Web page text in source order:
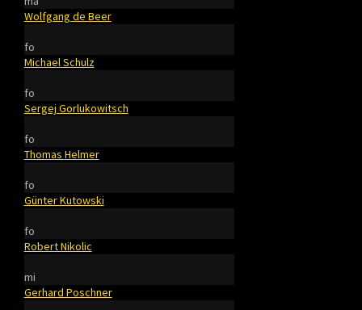
Wolfgang de Beer
fo
Michael Schulz
fo
Sergej Gorlukowitsch
fo
Thomas Helmer
fo
Günter Kutowski
fo
Robert Nikolic
mi
Gerhard Poschner